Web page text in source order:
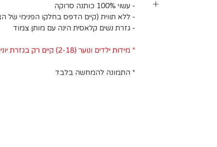
- עשוי 100% כותנה סרוקה
- ללא תווית (קיים הדפס בחלקו הפנימי של
- גזרת נשים קלאסית הינה עם מותן צמוד
* מידות ילדים ונוער (2-18) קיים רק בגזרת יוניסקס
* התמונה להמחשה בלבד
בצל.
אזורי